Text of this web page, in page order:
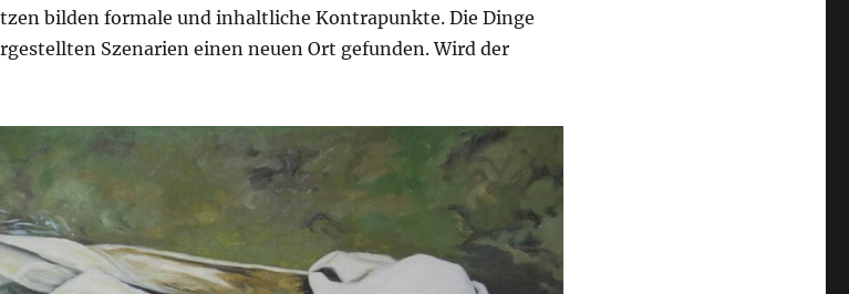
bilden formale und inhaltliche Kontrapunkte. Die Dinge
Szenarien einen neuen Ort gefunden. Wird der